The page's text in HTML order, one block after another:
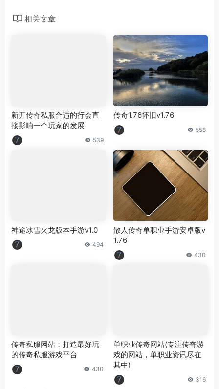
相关文章
新开传奇私服合适的行会直
接影响一个玩家的发展
539
传奇1.76怀旧v1.76
558
神途冰雪火龙版本手游v1.0
494
散人传奇单职业手游安卓版v
1.76
430
传奇私服网站：打造最好玩
的传奇私服游戏平台
430
单职业传奇网站(专注传奇游
戏的网站，单职业资讯尽在
其中)
316